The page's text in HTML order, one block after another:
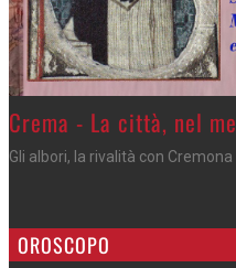
Crema - La città, nel
Gli albori, la rivalità con Cremona
OROSCOPO